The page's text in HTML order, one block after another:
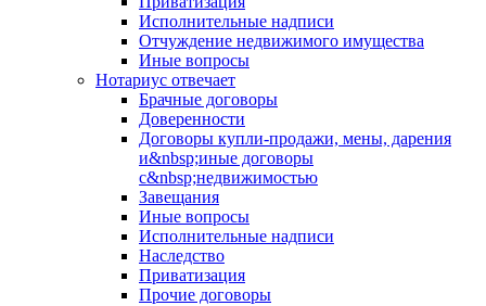
Исполнительные надписи
Отчуждение недвижимого имущества
Иные вопросы
Нотариус отвечает
Брачные договоры
Доверенности
Договоры купли-продажи, мены, дарения
и&nbsp;иные договоры
с&nbsp;недвижимостью
Завещания
Иные вопросы
Исполнительные надписи
Наследство
Приватизация
Прочие договоры